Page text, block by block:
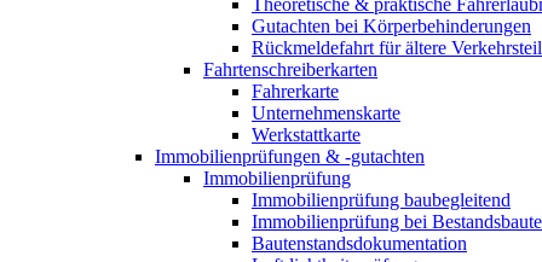
Gutachten bei Körperbehinderungen
Rückmeldefahrt für ältere
Fahrtenschreiberkarten
Fahrerkarte
Unternehmenskarte
Werkstattkarte
Immobilienprüfungen & -gutachten
Immobilienprüfung
Immobilienprüfung baubegleitend
Immobilienprüfung bei
Bautenstandsdokumentation